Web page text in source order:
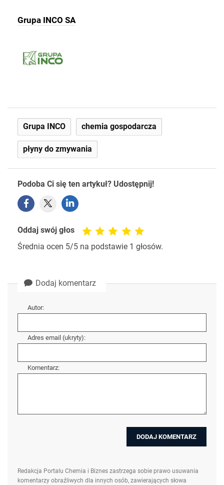
Grupa INCO SA
Grupa INCO chemia gospodarcza
płyny do zmywania
Podoba Ci się ten artykuł? Udostępnij!
Oddaj swój głos
Średnia ocen 5/5 na podstawie 1 głosów.
Dodaj komentarz
Autor:
Adres email (ukryty):
Komentarz:
Redakcja Portalu Chemia i Biznes zastrzega sobie prawo usuwania
komentarzy obraźliwych dla innych osób, zawierających słowa